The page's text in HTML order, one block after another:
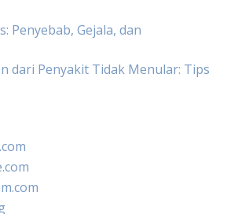
Penyebab, Gejala, dan
dari Penyakit Tidak Menular: Tips